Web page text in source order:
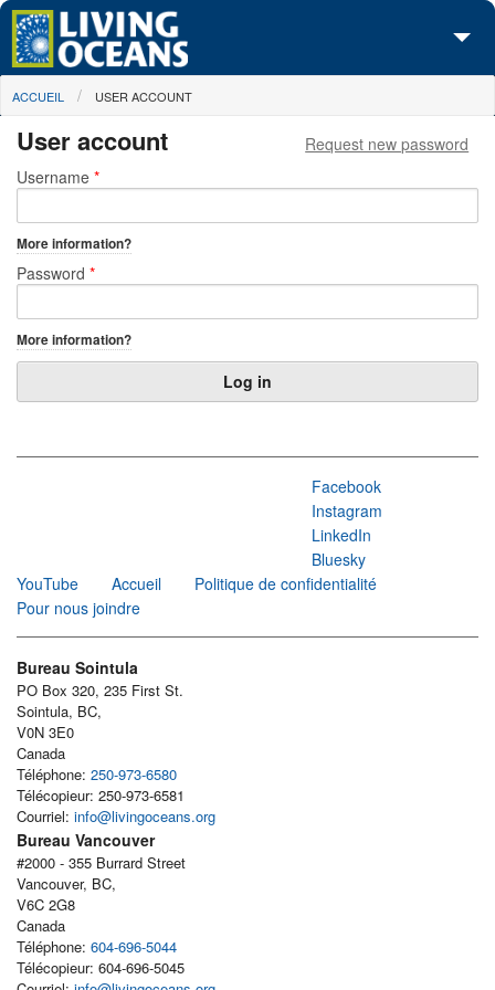
Skip to main content
À propos de nous
Nos campagnes
Les Cartes
You are here
ACCUEIL USER ACCOUNT
User account
Primary tabs
Request new password
Username *
More information?
Password *
More information?
Facebook
Instagram
LinkedIn
Bluesky
YouTube
Accueil
Politique de confidentialité
Pour nous joindre
Bureau Sointula
PO Box 320, 235 First St.
Sointula, BC,
V0N 3E0
Canada
Téléphone: 250-973-6580
Télécopieur: 250-973-6581
Courriel: info@livingoceans.org
Bureau Vancouver
#2000 - 355 Burrard Street
Vancouver, BC,
V6C 2G8
Canada
Téléphone: 604-696-5044
Télécopieur: 604-696-5045